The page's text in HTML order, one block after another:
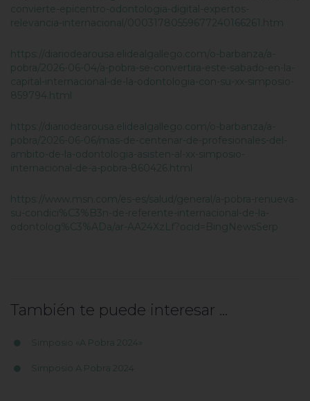
convierte-epicentro-odontologia-digital-expertos-
relevancia-internacional/00031780559677240166261.htm
https://diariodearousa.elidealgallego.com/o-barbanza/a-
pobra/2026-06-04/a-pobra-se-convertira-este-sabado-en-la-
capital-internacional-de-la-odontologia-con-su-xx-simposio-
859794.html
https://diariodearousa.elidealgallego.com/o-barbanza/a-
pobra/2026-06-06/mas-de-centenar-de-profesionales-del-
ambito-de-la-odontologia-asisten-al-xx-simposio-
internacional-de-a-pobra-860426.html
https://www.msn.com/es-es/salud/general/a-pobra-renueva-
su-condici%C3%B3n-de-referente-internacional-de-la-
odontolog%C3%ADa/ar-AA24XzLf?ocid=BingNewsSerp
También te puede interesar ...
Simposio «A Pobra 2024»
Simposio A Pobra 2024